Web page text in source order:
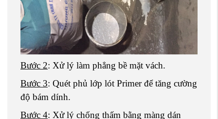
Bước 2: Xử lý làm phẳng bề mặt vách.
Bước 3: Quét phủ lớp lót Primer để tăng cường
độ bám dính.
Bước 4: Xử lý chống thấm bằng màng dán